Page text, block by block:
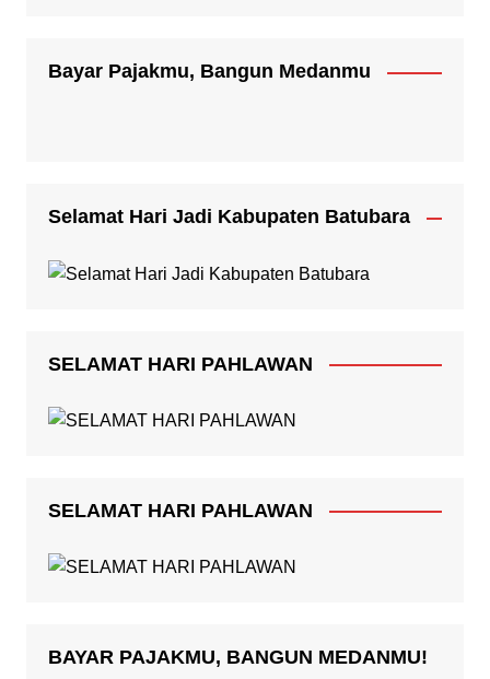
Bayar Pajakmu, Bangun Medanmu
Selamat Hari Jadi Kabupaten Batubara
SELAMAT HARI PAHLAWAN
SELAMAT HARI PAHLAWAN
BAYAR PAJAKMU, BANGUN MEDANMU!